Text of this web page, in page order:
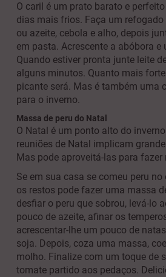
O caril é um prato barato e
dias mais frios. Faça um refogado
ou azeite, cebola e alho, depois
em pasta. Acrescente a abóbora e
Quando estiver pronta junte leite
alguns minutos. Quanto mais
picante será. Mas é também uma
para o inverno.
Massa de peru do Natal
O Natal é um ponto alto do
reuniões de Natal implicam
Mas pode aproveitá-las para
Se em sua casa se comeu peru
os restos pode fazer uma massa
desfiar o peru que sobrou, levá-lo
pouco de azeite, afinar os
acrescentar-lhe um pouco de
soja. Depois, coza uma massa,
molho. Finalize com um toque de
tomate partido aos pedaços.